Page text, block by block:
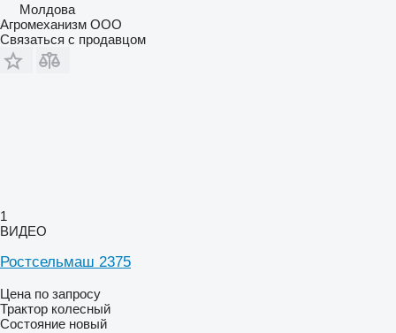
Молдова
Агромеханизм ООО
Связаться с продавцом
1
ВИДЕО
Ростсельмаш 2375
Цена по запросу
Трактор колесный
Состояние новый